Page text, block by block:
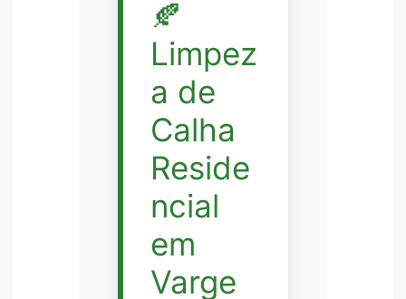
🍂
Limpez
a de
Calha
Reside
ncial
em
Varge